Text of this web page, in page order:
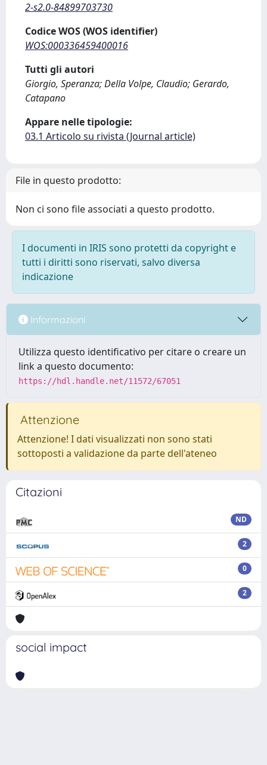
2-s2.0-84899703730
Codice WOS (WOS identifier)
WOS:000336459400016
Tutti gli autori
Giorgio, Speranza; Della Volpe, Claudio; Gerardo,
Catapano
Appare nelle tipologie:
03.1 Articolo su rivista (Journal article)
File in questo prodotto:
Non ci sono file associati a questo prodotto.
I documenti in IRIS sono protetti da copyright e
tutti i diritti sono riservati, salvo diversa
indicazione
Informazioni
Utilizza questo identificativo per citare o creare un
link a questo documento:
https://hdl.handle.net/11572/67051
Attenzione
Attenzione! I dati visualizzati non sono stati
sottoposti a validazione da parte dell'ateneo
Citazioni
ND
2
0
2
social impact